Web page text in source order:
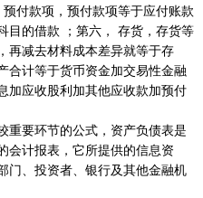
付款项，预付款项等于应付账款
目的借款 ；第六， 存货，存货等
再减去材料成本差异就等于存
合计等于货币资金加交易性金融
加应收股利加其他应收款加预付
重要环节的公式，资产负债表是
会计报表，它所提供的信息资
门、投资者、银行及其他金融机